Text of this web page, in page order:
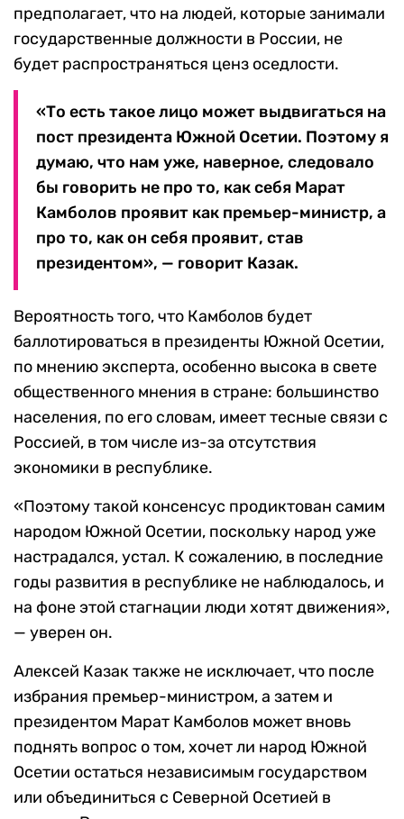
предполагает, что на людей, которые занимали
государственные должности в России, не
будет распространяться ценз оседлости.
«То есть такое лицо может выдвигаться на
пост президента Южной Осетии. Поэтому я
думаю, что нам уже, наверное, следовало
бы говорить не про то, как себя Марат
Камболов проявит как премьер-министр, а
про то, как он себя проявит, став
президентом», — говорит Казак.
Вероятность того, что Камболов будет
баллотироваться в президенты Южной Осетии,
по мнению эксперта, особенно высока в свете
общественного мнения в стране: большинство
населения, по его словам, имеет тесные связи с
Россией, в том числе из-за отсутствия
экономики в республике.
«Поэтому такой консенсус продиктован самим
народом Южной Осетии, поскольку народ уже
настрадался, устал. К сожалению, в последние
годы развития в республике не наблюдалось, и
на фоне этой стагнации люди хотят движения»,
— уверен он.
Алексей Казак также не исключает, что после
избрания премьер-министром, а затем и
президентом Марат Камболов может вновь
поднять вопрос о том, хочет ли народ Южной
Осетии остаться независимым государством
или объединиться с Северной Осетией в